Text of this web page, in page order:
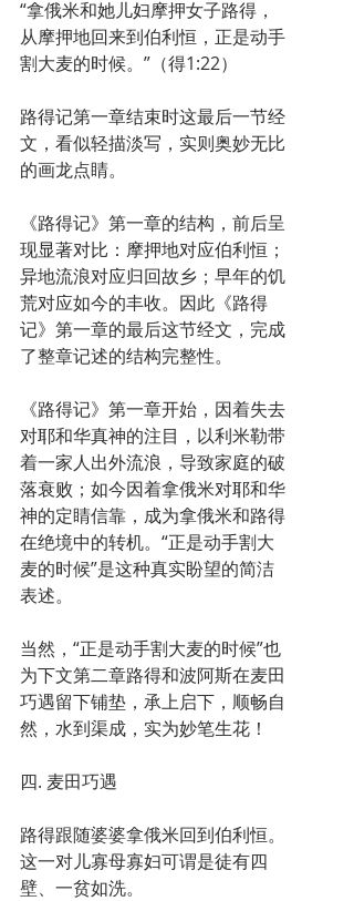
“拿俄米和她儿妇摩押女子路得，
从摩押地回来到伯利恒，正是动手
割大麦的时候。”（得1:22）
路得记第一章结束时这最后一节经
文，看似轻描淡写，实则奥妙无比
的画龙点睛。
《路得记》第一章的结构，前后呈
现显著对比：摩押地对应伯利恒；
异地流浪对应归回故乡；早年的饥
荒对应如今的丰收。因此《路得
记》第一章的最后这节经文，完成
了整章记述的结构完整性。
《路得记》第一章开始，因着失去
对耶和华真神的注目，以利米勒带
着一家人出外流浪，导致家庭的破
落衰败；如今因着拿俄米对耶和华
神的定睛信靠，成为拿俄米和路得
在绝境中的转机。“正是动手割大
麦的时候”是这种真实盼望的简洁
表述。
当然，“正是动手割大麦的时候”也
为下文第二章路得和波阿斯在麦田
巧遇留下铺垫，承上启下，顺畅自
然，水到渠成，实为妙笔生花！
四. 麦田巧遇
路得跟随婆婆拿俄米回到伯利恒。
这一对儿寡母寡妇可谓是徒有四
壁、一贫如洗。